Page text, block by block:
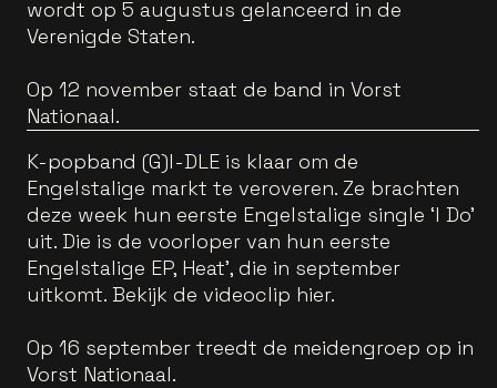
wordt op 5 augustus gelanceerd in de
Verenigde Staten.
Op 12 november staat de band in Vorst
Nationaal.
K-popband (G)I-DLE is klaar om de
Engelstalige markt te veroveren. Ze brachten
deze week hun eerste Engelstalige single ‘I Do’
uit. Die is de voorloper van hun eerste
Engelstalige EP, Heat’, die in september
uitkomt. Bekijk de videoclip hier.
Op 16 september treedt de meidengroep op in
Vorst Nationaal.